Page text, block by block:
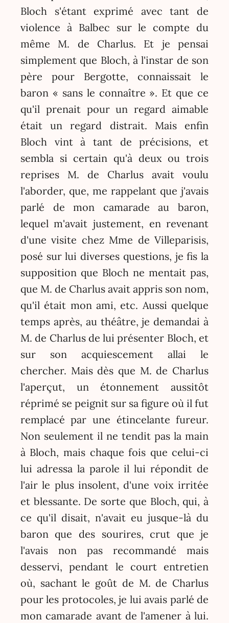
Bloch s'étant exprimé avec tant de
violence à Balbec sur le compte du
même M. de Charlus. Et je pensai
simplement que Bloch, à l'instar de son
père pour Bergotte, connaissait le
baron « sans le connaître ». Et que ce
qu'il prenait pour un regard aimable
était un regard distrait. Mais enfin
Bloch vint à tant de précisions, et
sembla si certain qu'à deux ou trois
reprises M. de Charlus avait voulu
l'aborder, que, me rappelant que j'avais
parlé de mon camarade au baron,
lequel m'avait justement, en revenant
d'une visite chez Mme de Villeparisis,
posé sur lui diverses questions, je fis la
supposition que Bloch ne mentait pas,
que M. de Charlus avait appris son nom,
qu'il était mon ami, etc. Aussi quelque
temps après, au théâtre, je demandai à
M. de Charlus de lui présenter Bloch, et
sur son acquiescement allai le
chercher. Mais dès que M. de Charlus
l'aperçut, un étonnement aussitôt
réprimé se peignit sur sa figure où il fut
remplacé par une étincelante fureur.
Non seulement il ne tendit pas la main
à Bloch, mais chaque fois que celui-ci
lui adressa la parole il lui répondit de
l'air le plus insolent, d'une voix irritée
et blessante. De sorte que Bloch, qui, à
ce qu'il disait, n'avait eu jusque-là du
baron que des sourires, crut que je
l'avais non pas recommandé mais
desservi, pendant le court entretien
où, sachant le goût de M. de Charlus
pour les protocoles, je lui avais parlé de
mon camarade avant de l'amener à lui.